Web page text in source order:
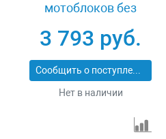
мотоблоков без
707101-3
3 793 руб.
Сообщить о поступлении
Нет в наличии